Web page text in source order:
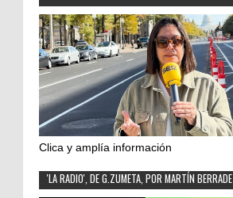
Clica y amplía información
'LA RADIO', DE G.ZUMETA, POR MARTÍN BERRADE